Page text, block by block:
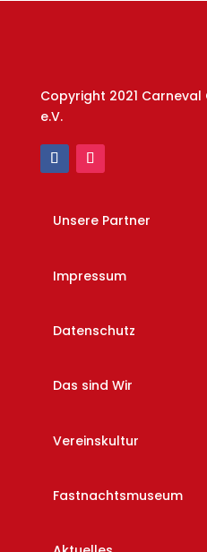
Copyright 2021
e.V.
Unsere Partner
Impressum
Datenschutz
Das sind Wir
Vereinskultur
Fastnachtsmuseum